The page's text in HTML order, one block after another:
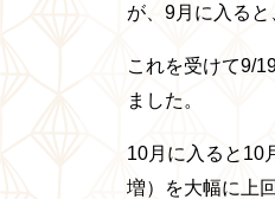
が、9月に入る
これを受けて9/
ました。
10月に入ると10
増）を大幅に上